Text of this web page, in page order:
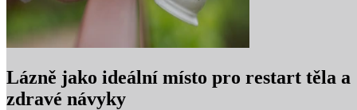
Lázně jako ideální místo pro restart těla a
zdravé návyky